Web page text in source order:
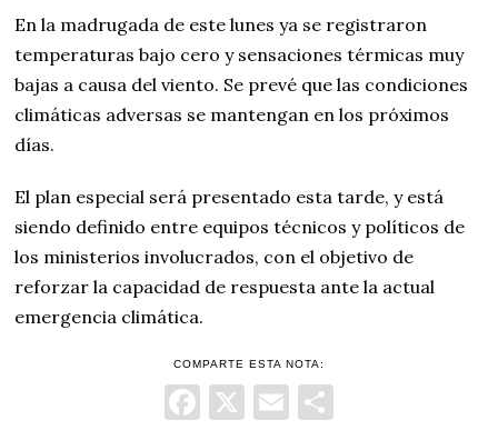
En la madrugada de este lunes ya se registraron
temperaturas bajo cero y sensaciones térmicas muy
bajas a causa del viento. Se prevé que las condiciones
climáticas adversas se mantengan en los próximos
días.
El plan especial será presentado esta tarde, y está
siendo definido entre equipos técnicos y políticos de
los ministerios involucrados, con el objetivo de
reforzar la capacidad de respuesta ante la actual
emergencia climática.
COMPARTE ESTA NOTA:
Facebook
X Email